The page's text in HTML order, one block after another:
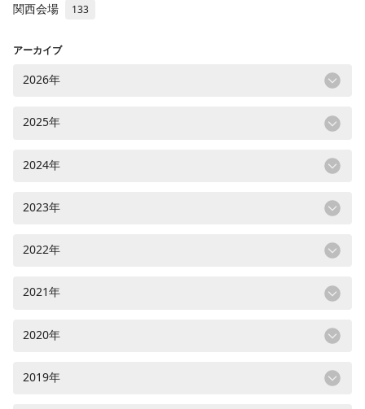
関西会場 133
アーカイブ
2026年
2025年
2024年
2023年
2022年
2021年
2020年
2019年